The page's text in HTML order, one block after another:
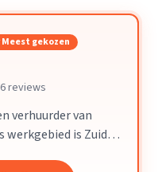
Meest gekozen
reviews
verhuurder van
werkgebied is Zuid-